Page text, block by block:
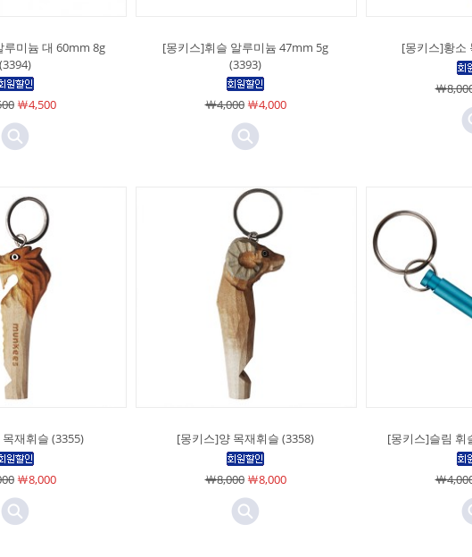
루미늄 대 60mm 8g
(3394)
￦4,500
[몽키스]휘슬 알루미늄 47mm 5g
(3393)
￦4,000￦4,000
[몽키스]황소
￦
재휘슬 (3355)
￦8,000
[몽키스]양 목재휘슬 (3358)
￦8,000￦8,000
[몽키스]슬림 휘
￦